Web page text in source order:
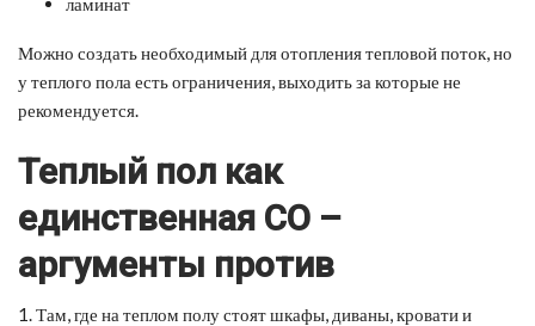
Можно создать необходимый для отопления тепловой поток, но
у теплого пола есть ограничения, выходить за которые не
рекомендуется.
Теплый пол как
единственная СО –
аргументы против
1. Там, где на теплом полу стоят шкафы, диваны, кровати и